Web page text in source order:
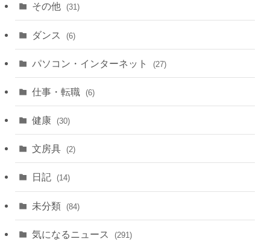
その他 (31)
ダンス (6)
パソコン・インターネット (27)
仕事・転職 (6)
健康 (30)
文房具 (2)
日記 (14)
未分類 (84)
気になるニュース (291)